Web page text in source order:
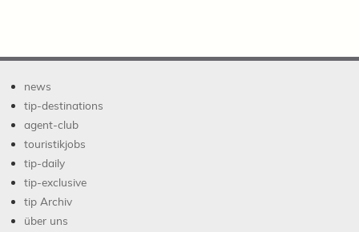
news
tip-destinations
agent-club
touristikjobs
tip-daily
tip-exclusive
tip Archiv
über uns